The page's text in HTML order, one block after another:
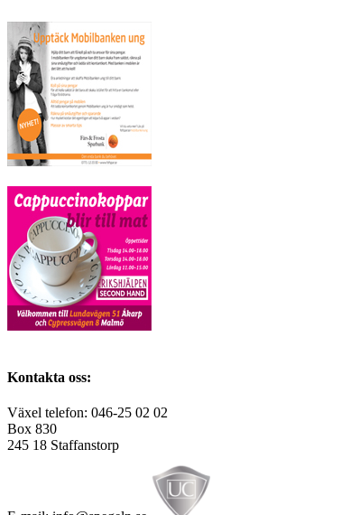
Kontakta oss:
Växel telefon: 046-25 02 02
Box 830
245 18 Staffanstorp